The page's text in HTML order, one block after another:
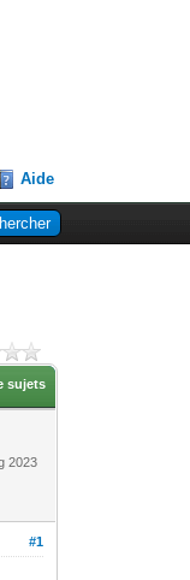
Aide
sujets
2023
#1